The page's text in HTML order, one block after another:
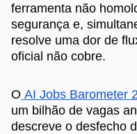
ferramenta não
segurança e,
resolve uma dor de
oficial não cobre.
O AI Jobs Barometer
um bilhão de vagas
descreve o desfecho